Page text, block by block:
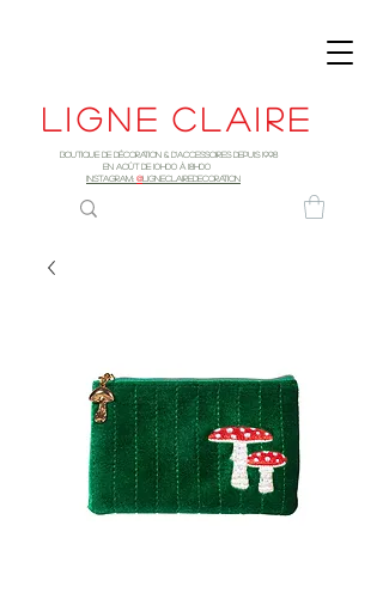
Ligne claire
Boutique de décoration & d'accessoires depuis 1998
EN AOûT DE 10h00 à 18H00
INSTAGRAM: @LIGNECLAIREDECORATION